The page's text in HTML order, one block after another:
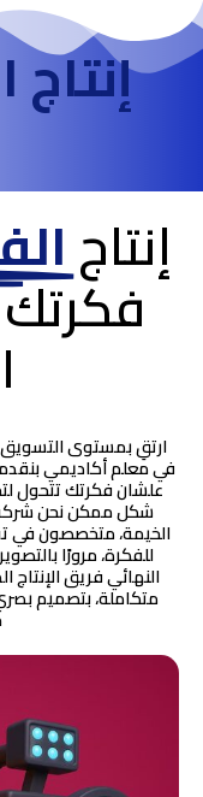
إنتاج
ارتقِ بمستوى
في معلم أكاديمي
علشان فكرتك تتحول
شكل ممكن نحن شركة
الخيمة، متخصصون في
للفكرة، مرورًا
النهائي فريق
متكاملة، بتصميم